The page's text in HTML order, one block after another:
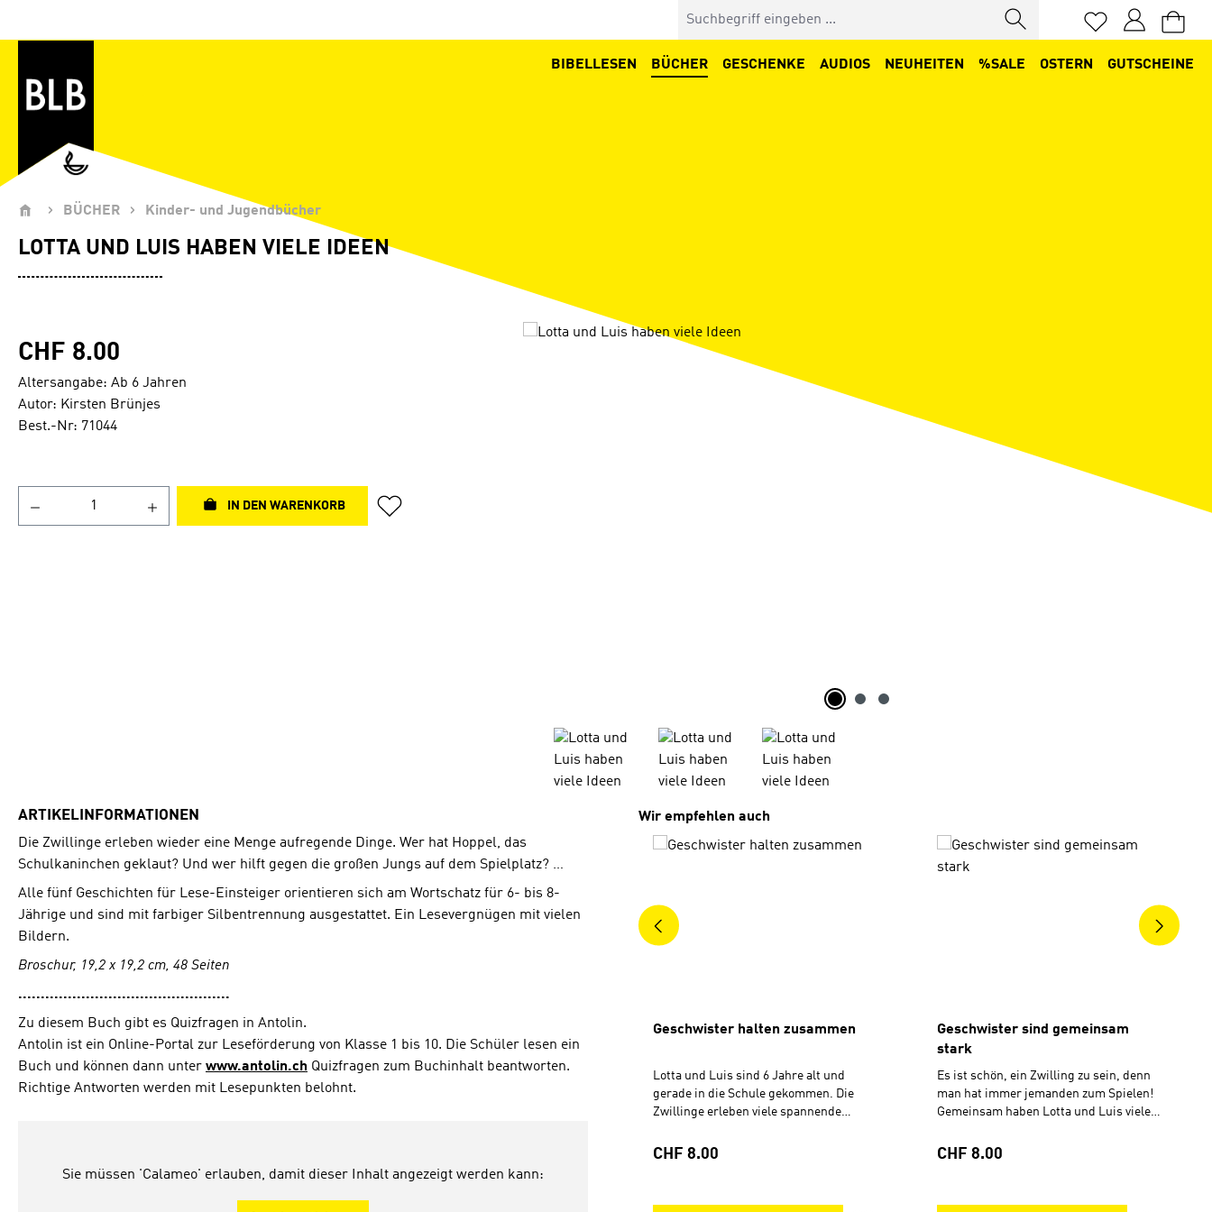
BIBELLESEN
BÜCHER GESCHENKE AUDIOS NEUHEITEN %SALE OSTERN GUTSCHEINE
BÜCHER Kinder- und Jugendbücher
LOTTA UND LUIS HABEN VIELE IDEEN
CHF 8.00
Altersangabe: Ab 6 Jahren
Autor: Kirsten Brünjes
Best.-Nr: 71044
IN DEN WARENKORB
Bildergalerie überspringen
ARTIKELINFORMATIONEN
Die Zwillinge erleben wieder eine Menge aufregende Dinge. Wer hat Hoppel, das
Schulkaninchen geklaut? Und wer hilft gegen die großen Jungs auf dem Spielplatz? …
Alle fünf Geschichten für Lese-Einsteiger orientieren sich am Wortschatz für 6- bis 8-
Jährige und sind mit farbiger Silbentrennung ausgestattet. Ein Lesevergnügen mit vielen
Bildern.
Broschur, 19,2 x 19,2 cm, 48 Seiten
...............................................
Zu diesem Buch gibt es Quizfragen in Antolin.
Antolin ist ein Online-Portal zur Leseförderung von Klasse 1 bis 10. Die Schüler lesen ein
Buch und können dann unter www.antolin.ch Quizfragen zum Buchinhalt beantworten.
Richtige Antworten werden mit Lesepunkten belohnt.
Sie müssen 'Calameo' erlauben, damit dieser Inhalt angezeigt werden kann:
Produktgalerie überspringen
Wir empfehlen auch
Geschwister halten zusammen
Lotta und Luis sind 6 Jahre alt und
gerade in die Schule gekommen. Die
Zwillinge erleben viele spannende
Lese-Einsteiger orientieren sich am
ausgestattet. Ein Lesevergnügen mit
Regulärer Preis:
CHF 8.00
Geschwister sind gemeinsam
stark
Es ist schön, ein Zwilling zu sein, denn
man hat immer jemanden zum Spielen!
Gemeinsam haben Lotta und Luis viele
lohnt, auch mal etwas zu machen, was
orientieren sich am Wortschatz für 6- bis
Regulärer Preis:
CHF 8.00